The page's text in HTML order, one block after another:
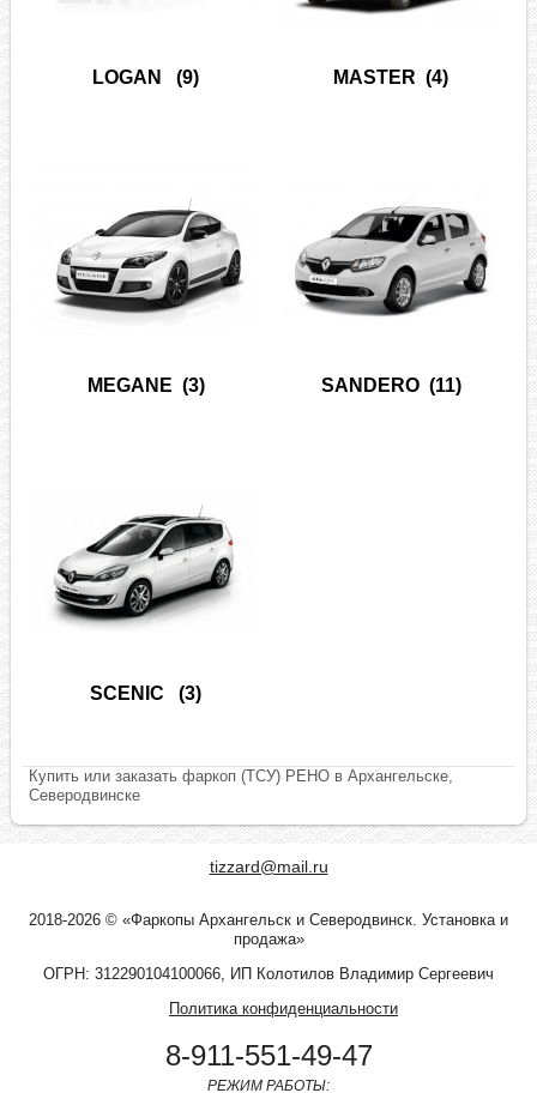
LOGAN (9) MASTER (4)
MEGANE (3) SANDERO(11)
SCENIC (3)
Купить или заказать фаркоп (ТСУ) РЕНО в Архангельске,
Северодвинске
tizzard@mail.ru
2018-2026 © «Фаркопы Архангельск и Северодвинск. Установка и
продажа»
ОГРН: 312290104100066, ИП Колотилов Владимир Сергеевич
Политика конфиденциальности
8-911-551-49-47
РЕЖИМ РАБОТЫ: